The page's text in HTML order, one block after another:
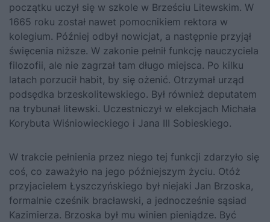
początku uczył się w szkole w Brześciu Litewskim. W
1665 roku został nawet pomocnikiem rektora w
kolegium. Później odbył nowicjat, a następnie przyjął
święcenia niższe. W zakonie pełnił funkcję nauczyciela
filozofii, ale nie zagrzał tam długo miejsca. Po kilku
latach porzucił habit, by się ożenić. Otrzymał urząd
podsędka brzeskolitewskiego. Był również deputatem
na trybunał litewski. Uczestniczył w elekcjach Michała
Korybuta Wiśniowieckiego i Jana III Sobieskiego.
W trakcie pełnienia przez niego tej funkcji zdarzyło się
coś, co zaważyło na jego późniejszym życiu. Otóż
przyjacielem Łyszczyńskiego był niejaki Jan Brzoska,
formalnie cześnik bracławski, a jednocześnie sąsiad
Kazimierza. Brzoska był mu winien pieniądze. Być